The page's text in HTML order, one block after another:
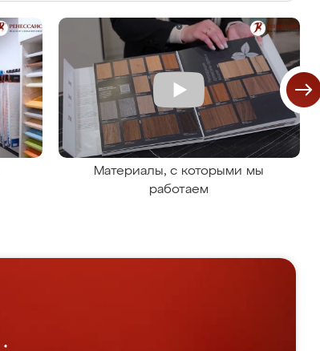
Материалы, с которыми мы
работаем